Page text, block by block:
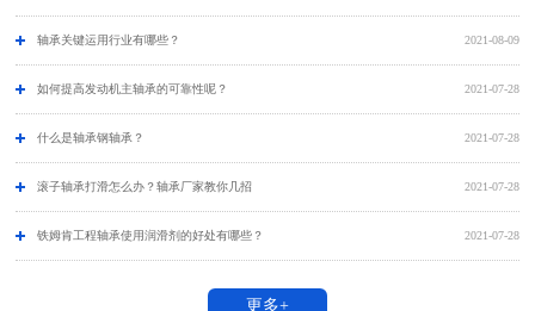
2021-08-09
轴承关键运用行业有哪些？
2021-07-28
如何提高发动机主轴承的可靠性呢？
2021-07-28
什么是轴承钢轴承？
2021-07-28
滚子轴承打滑怎么办？轴承厂家教你几招
2021-07-28
铁姆肯工程轴承使用润滑剂的好处有哪些？
更多+